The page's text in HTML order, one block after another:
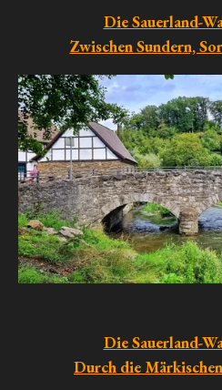
Die Sauerland-
Zwischen Sundern,
Die Sauerland-
Durch die